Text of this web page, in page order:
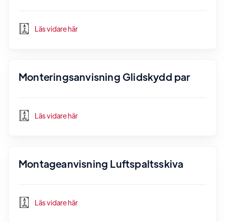
Läs vidare här
Monteringsanvisning Glidskydd par
Läs vidare här
Montageanvisning Luftspaltsskiva
Läs vidare här